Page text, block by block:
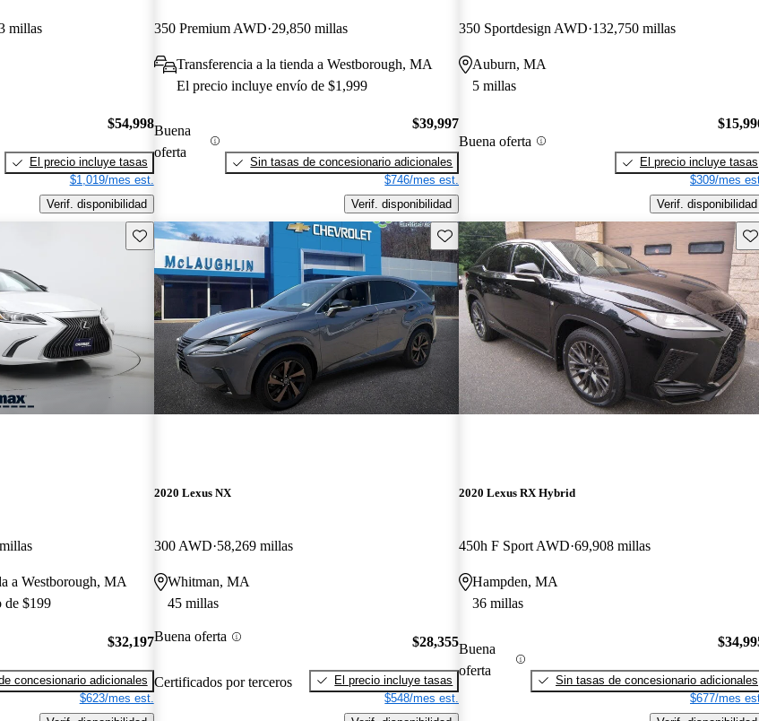
millas
$54,998
El precio incluye tasas
$1,019/mes est.
Verif. disponibilidad
350 Premium AWD 29,850 millas
Transferencia a la tienda a Westborough, MA
El precio incluye envío de $1,999
Buena
oferta
$39,997
Sin tasas de concesionario adicionales
$746/mes est.
Verif. disponibilidad
350 Sportdesign AWD 132,750 millas
Auburn, MA
5 millas
Buena oferta
El precio incluye tasas
$309/mes
Verif. disponibilidad
Guarda este Aviso
a Westborough, MA
de $199
$32,197
concesionario adicionales
$623/mes est.
Guarda este Aviso
2020 Lexus NX
300 AWD 58,269 millas
Whitman, MA
45 millas
Buena oferta
Certificados por terceros
$28,355
El precio incluye tasas
$548/mes est.
2020 Lexus RX Hybrid
450h F Sport AWD 69,908 millas
Hampden, MA
36 millas
Buena
oferta
Sin tasas de concesionario adicionales
$677/mes